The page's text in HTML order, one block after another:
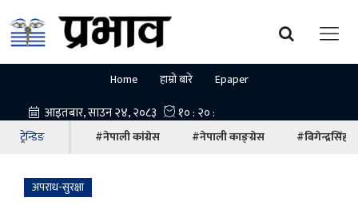
Home हाम्रो बारे Epaper
ट्रेन्डिङ #नेपाली कांग्रेस #नेपाली काङ्ग्रेस #बिगेन्द्रसिंह
अपराध-सुरक्षा